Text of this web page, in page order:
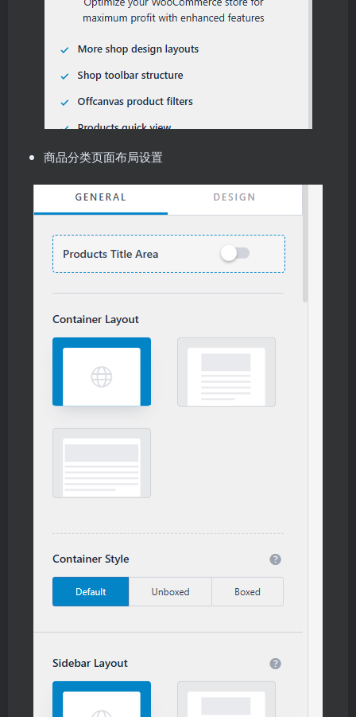
商品分类页面布局设置